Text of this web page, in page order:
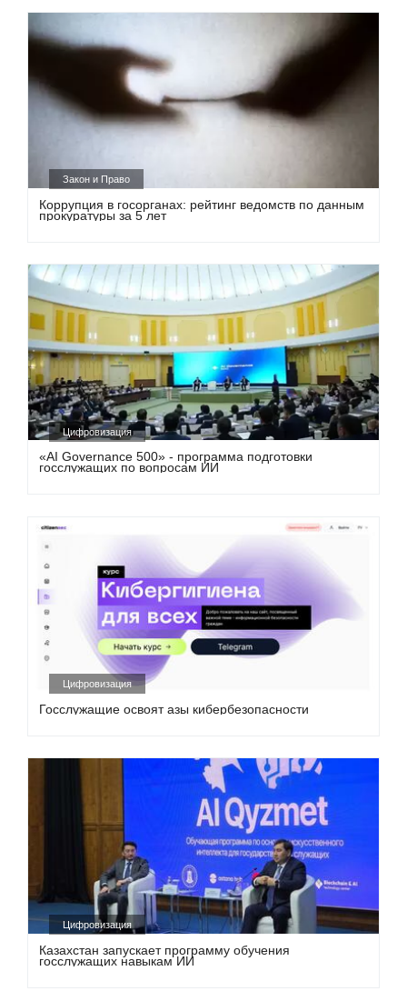
Закон и Право
Коррупция в госорганах: рейтинг ведомств по данным
прокуратуры за 5 лет
Цифровизация
«AI Governance 500» - программа подготовки
госслужащих по вопросам ИИ
Цифровизация
Госслужащие освоят азы кибербезопасности
Цифровизация
Казахстан запускает программу обучения
госслужащих навыкам ИИ